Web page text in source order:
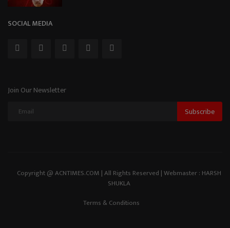
SOCIAL MEDIA
Join Our Newsletter
Subscribe
Copyright @ ACNTIMES.COM | All Rights Reserved | Webmaster : HARSH
SHUKLA
Terms & Conditions